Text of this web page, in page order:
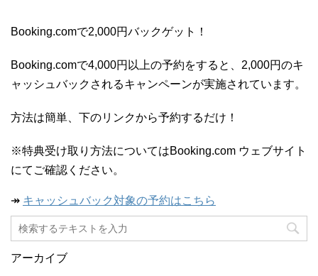
Booking.comで2,000円バックゲット！
Booking.comで4,000円以上の予約をすると、2,000円のキ
ャッシュバックされるキャンペーンが実施されています。
方法は簡単、下のリンクから予約するだけ！
※特典受け取り方法についてはBooking.com ウェブサイト
にてご確認ください。
↠ キャッシュバック対象の予約はこちら
アーカイブ